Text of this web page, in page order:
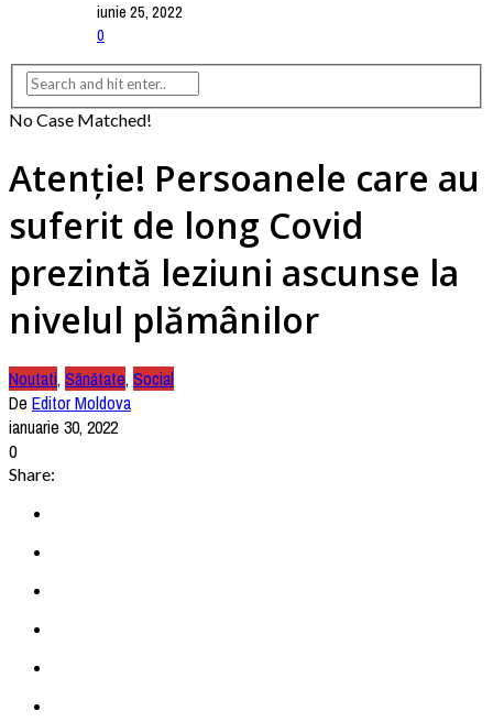
iunie 25, 2022
0
No Case Matched!
Atenție! Persoanele care au
suferit de long Covid
prezintă leziuni ascunse la
nivelul plămânilor
Noutati, Sănătate, Social
De Editor Moldova
ianuarie 30, 2022
0
Share: